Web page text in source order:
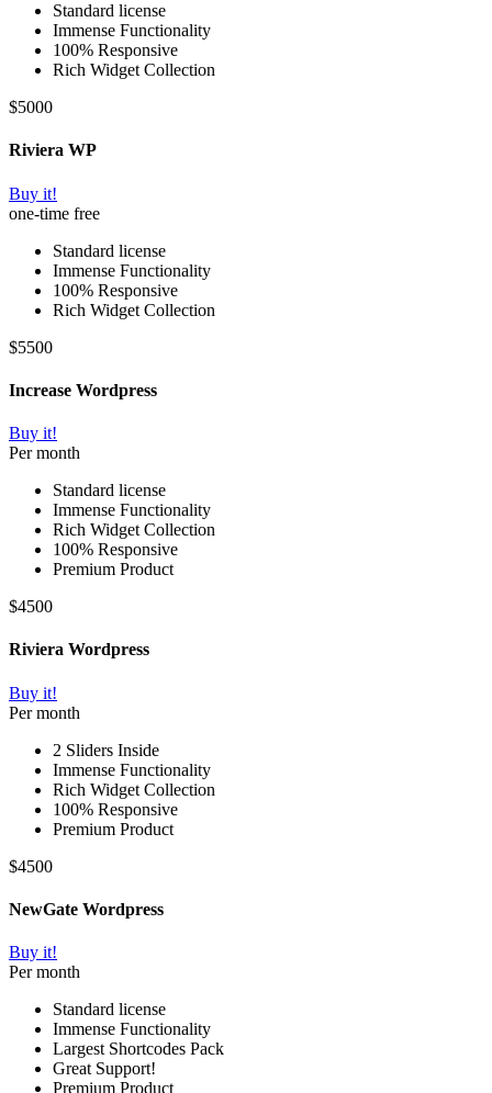
Standard license
Immense Functionality
100% Responsive
Rich Widget Collection
$5000
Riviera WP
Buy it!
one-time free
Standard license
Immense Functionality
100% Responsive
Rich Widget Collection
$5500
Increase Wordpress
Buy it!
Per month
Standard license
Immense Functionality
Rich Widget Collection
100% Responsive
Premium Product
$4500
Riviera Wordpress
Buy it!
Per month
2 Sliders Inside
Immense Functionality
Rich Widget Collection
100% Responsive
Premium Product
$4500
NewGate Wordpress
Buy it!
Per month
Standard license
Immense Functionality
Largest Shortcodes Pack
Great Support!
Premium Product